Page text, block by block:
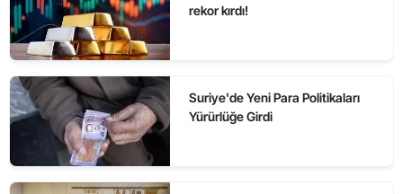
rekor kırdı!
Suriye'de Yeni Para Politikaları
Yürürlüğe Girdi